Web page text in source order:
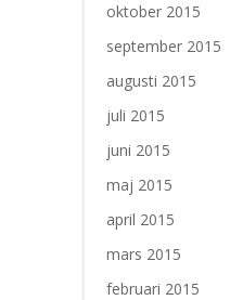
oktober 2015
september 2015
augusti 2015
juli 2015
juni 2015
maj 2015
april 2015
mars 2015
februari 2015